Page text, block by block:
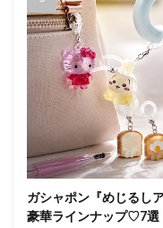
ガシャポン『めじるし
豪華ラインナップ♡7選